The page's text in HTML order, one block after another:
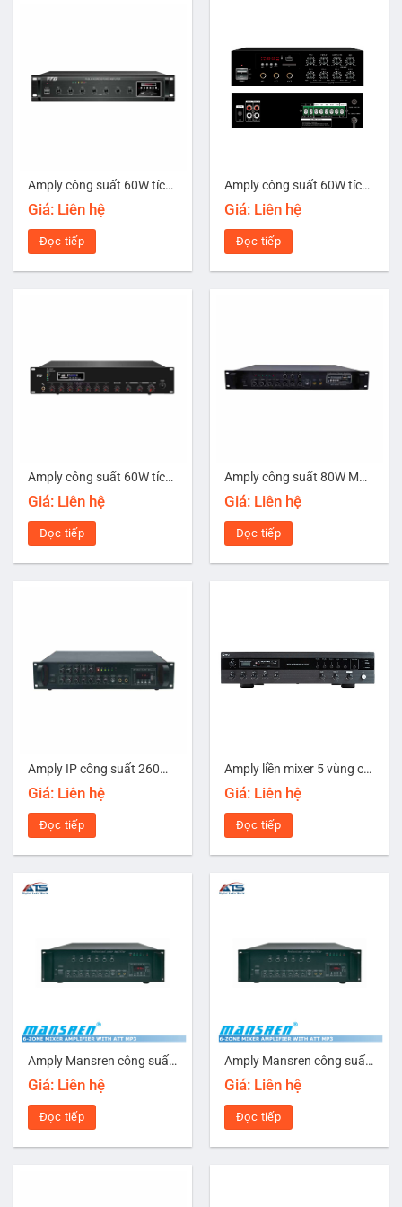
Amply công suất 60W tích hợp USB/SD/Bluetooth FTD FA-60H
Giá: Liên hệ
Đọc tiếp
Amply công suất 60W tích hợp USB/SD/Bluetooth/Echo FTD FA-60MD
Giá: Liên hệ
Đọc tiếp
Amply công suất 60W tích hợp USB/SD/Bluetooth/FM/Echo FTD FA-60C
Giá: Liên hệ
Đọc tiếp
Amply công suất 80W Mansren FA-6080HT
Giá: Liên hệ
Đọc tiếp
Amply IP công suất 260W Mansren IP-9260PA
Giá: Liên hệ
Đọc tiếp
Amply liền mixer 5 vùng có MP3/Bluetooth công suất 480W TOA A-3248DMZ-AS
Giá: Liên hệ
Đọc tiếp
Amply Mansren công suất 1000W FA-1000HT
Giá: Liên hệ
Đọc tiếp
Amply Mansren công suất 2000W FA-2000HT
Giá: Liên hệ
Đọc tiếp